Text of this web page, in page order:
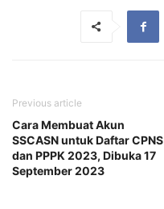
Previous article
Cara Membuat Akun
SSCASN untuk Daftar CPNS
dan PPPK 2023, Dibuka 17
September 2023